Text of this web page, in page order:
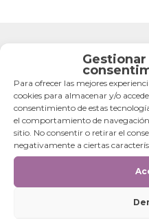
Gestionar
Para ofrecer las mejores
cookies para almacenar y/o
consentimiento de estas
el comportamiento de
sitio. No consentir o retirar el
negativamente a ciertas